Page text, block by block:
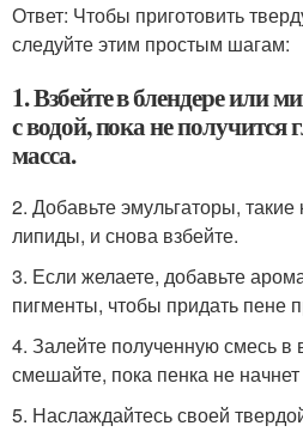
Ответ: Чтобы приготовить
следуйте этим простым шагам:
1. Взбейте в блендере или
с водой, пока не получится
масса.
2. Добавьте эмульгаторы, такие
липиды, и снова взбейте.
3. Если желаете, добавьте
пигменты, чтобы придать пене
4. Залейте полученную смесь в
смешайте, пока пенка не
5. Наслаждайтесь своей